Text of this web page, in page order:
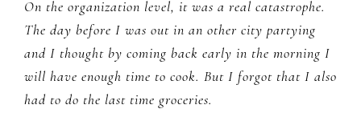
On the organization level, it was a real catastrophe.
The day before I was out in an other city partying
and I thought by coming back early in the morning I
will have enough time to cook. But I forgot that I also
had to do the last time groceries.